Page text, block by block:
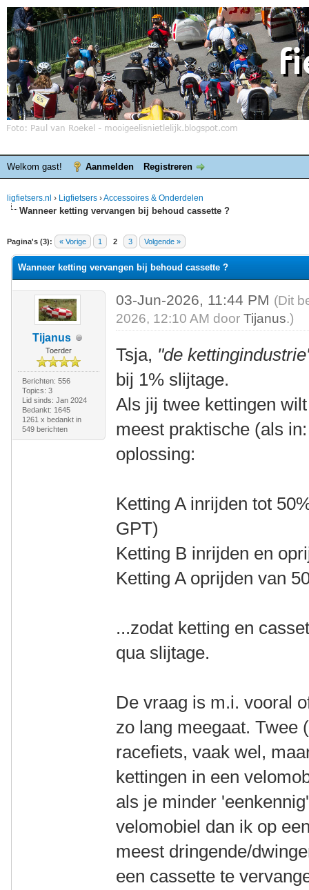
Welkom gast! Aanmelden Registreren
ligfietsers.nl › Ligfietsers ›Accessoires & Onderdelen
Wanneer ketting vervangen bij behoud cassette ?
Pagina's (3): « Vorige 1 2 3 Volgende »
waardering is 0
Wanneer ketting vervangen bij behoud cassette ?
Tijanus
Toerder
Berichten: 556
Topics: 3
Lid sinds: Jan 2024
Bedankt: 1645
1261 x bedankt in
549 berichten
03-Jun-2026, 11:44 PM (Dit
2026, 12:10 AM doorTijanus.)
Tsja, "de
bij 1% slijtage.
Als jij twee kettingen
meest praktische (als
oplossing:
Ketting A inrijden tot
GPT)
Ketting B inrijden en
Ketting A oprijden van
...zodat ketting en
qua slijtage.
De vraag is m.i. vooral
zo lang meegaat. Twee
racefiets, vaak wel,
kettingen in een
als je minder
velomobiel dan ik op
meest dringende/
een cassette te